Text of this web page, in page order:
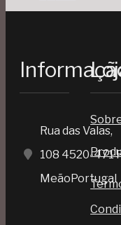
Rua das Valas,
108 4520-471
MeãoPortugal